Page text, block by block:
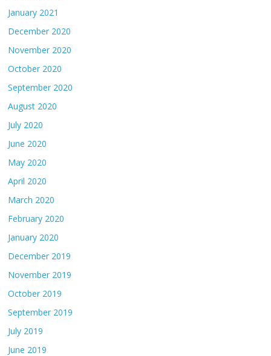
January 2021
December 2020
November 2020
October 2020
September 2020
August 2020
July 2020
June 2020
May 2020
April 2020
March 2020
February 2020
January 2020
December 2019
November 2019
October 2019
September 2019
July 2019
June 2019